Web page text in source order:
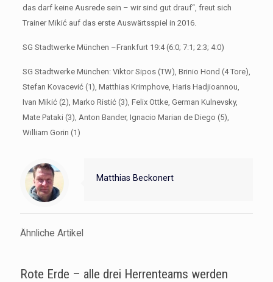
das darf keine Ausrede sein – wir sind gut drauf“, freut sich
Trainer Mikić auf das erste Auswärtsspiel in 2016.
SG Stadtwerke München –Frankfurt 19:4 (6:0; 7:1; 2:3; 4:0)
SG Stadtwerke München: Viktor Sipos (TW), Brinio Hond (4 Tore),
Stefan Kovacević (1), Matthias Krimphove, Haris Hadjioannou,
Ivan Mikić (2), Marko Ristić (3), Felix Ottke, German Kulnevsky,
Mate Pataki (3), Anton Bander, Ignacio Marian de Diego (5),
William Gorin (1)
Matthias Beckonert
Ähnliche Artikel
Rote Erde – alle drei Herrenteams werden